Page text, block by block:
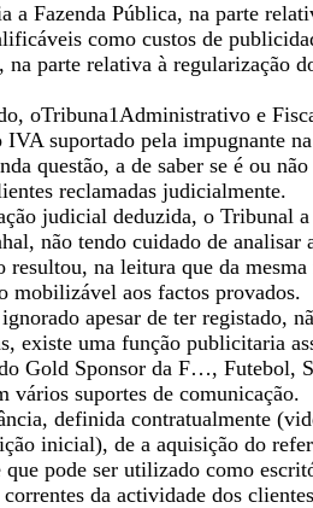
a Fazenda Pública, na parte
como custos de
parte relativa à regularização
oTribuna1Administrativo e
suportado pela impugnante
questão, a de saber se é ou
reclamadas judicialmente.
judicial deduzida, o Tribunal
não tendo cuidado de analisar
resultou, na leitura que da
mobilizável aos factos provados.
apesar de ter registado,
existe uma função publicitaria
Gold Sponsor da F…, Futebol,
vários suportes de comunicação.
definida contratualmente
inicial), de a aquisição do
pode ser utilizado como
da actividade dos